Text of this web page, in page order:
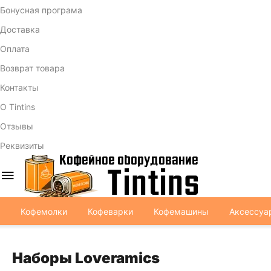
Бонусная програма
Доставка
Оплата
Возврат товара
Контакты
О Tintins
Отзывы
Реквизиты
Кофемолки Кофеварки Кофемашины
Наборы Loveramics